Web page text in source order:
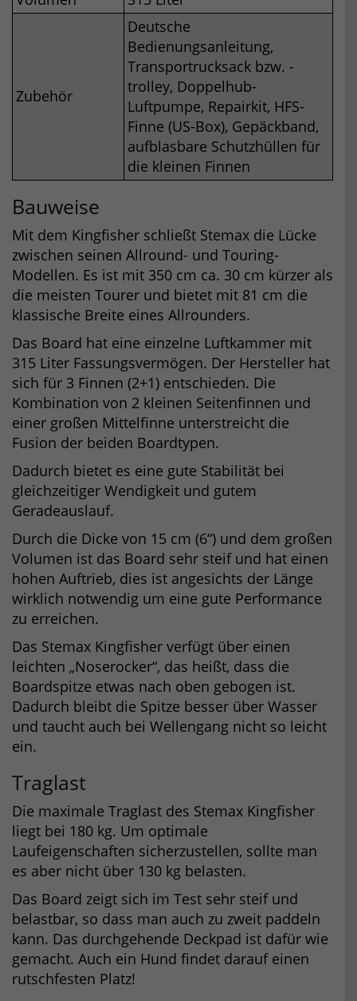
Zubehör
Deutsche
Bedienungsanleitung,
Transportrucksack bzw. -
trolley, Doppelhub-
Luftpumpe, Repairkit, HFS-
Finne (US-Box), Gepäckband,
aufblasbare Schutzhüllen für
die kleinen Finnen
Bauweise
Mit dem Kingfisher schließt Stemax die Lücke
zwischen seinen Allround- und Touring-
Modellen. Es ist mit 350 cm ca. 30 cm kürzer als
die meisten Tourer und bietet mit 81 cm die
klassische Breite eines Allrounders.
Das Board hat eine einzelne Luftkammer mit
315 Liter Fassungsvermögen. Der Hersteller hat
sich für 3 Finnen (2+1) entschieden. Die
Kombination von 2 kleinen Seitenfinnen und
einer großen Mittelfinne unterstreicht die
Fusion der beiden Boardtypen.
Dadurch bietet es eine gute Stabilität bei
gleichzeitiger Wendigkeit und gutem
Geradeauslauf.
Durch die Dicke von 15 cm (6“) und dem großen
Volumen ist das Board sehr steif und hat einen
hohen Auftrieb, dies ist angesichts der Länge
wirklich notwendig um eine gute Performance
zu erreichen.
Das Stemax Kingfisher verfügt über einen
leichten „Noserocker“, das heißt, dass die
Boardspitze etwas nach oben gebogen ist.
Dadurch bleibt die Spitze besser über Wasser
und taucht auch bei Wellengang nicht so leicht
ein.
Traglast
Die maximale Traglast des Stemax Kingfisher
liegt bei 180 kg. Um optimale
Laufeigenschaften sicherzustellen, sollte man
es aber nicht über 130 kg belasten.
Das Board zeigt sich im Test sehr steif und
belastbar, so dass man auch zu zweit paddeln
kann. Das durchgehende Deckpad ist dafür wie
gemacht. Auch ein Hund findet darauf einen
rutschfesten Platz!